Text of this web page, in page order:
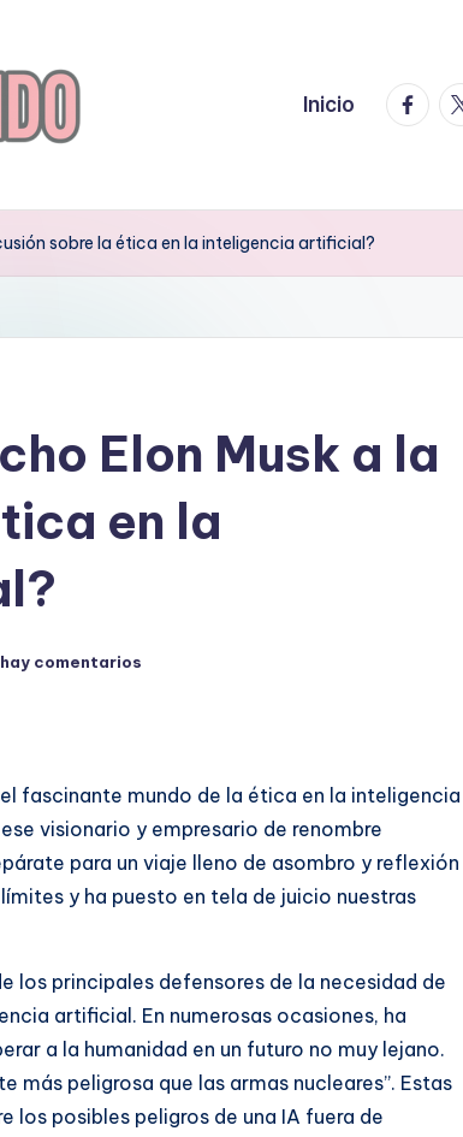
Inicio
sobre la ética en la inteligencia artificial?
Elon Musk a la
en la
hay comentarios
fascinante mundo de la ética en la inteligencia
visionario y empresario de renombre
para un viaje lleno de asombro y reflexión
y ha puesto en tela de juicio nuestras
los principales defensores de la necesidad de
artificial. En numerosas ocasiones, ha
a la humanidad en un futuro no muy lejano.
más peligrosa que las armas nucleares”. Estas
los posibles peligros de una IA fuera de